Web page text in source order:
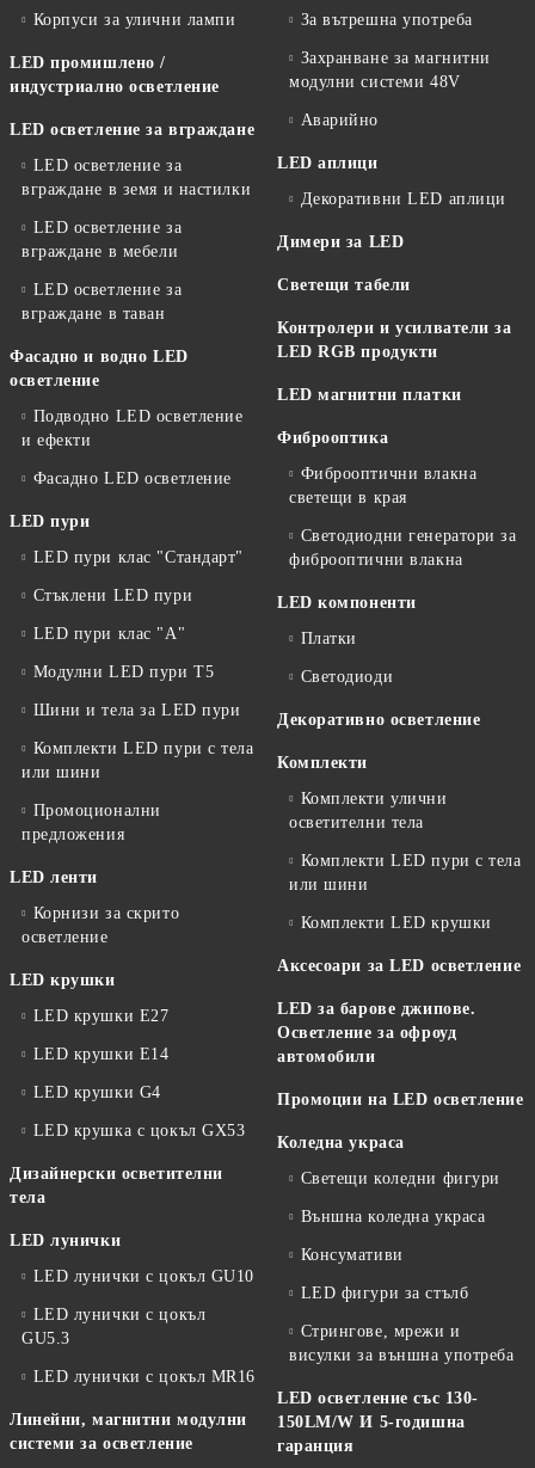
Корпуси за улични лампи
LED промишлено /
индустриално осветление
LED осветление за вграждане
LED осветление за
вграждане в земя и настилки
LED осветление за
вграждане в мебели
LED осветление за
вграждане в таван
Фасадно и водно LED
осветление
Подводно LED осветление
и ефекти
Фасадно LED осветление
LED пури
LED пури клас "Стандарт"
Стъклени LED пури
LED пури клас "А"
Модулни LED пури T5
Шини и тела за LED пури
Комплекти LED пури с тела
или шини
Промоционални
предложения
LED ленти
Корнизи за скрито
осветление
LED крушки
LED крушки E27
LED крушки E14
LED крушки G4
LED крушка с цокъл GX53
Дизайнерски осветителни
тела
LED лунички
LED лунички с цокъл GU10
LED лунички с цокъл
GU5.3
LED лунички с цокъл MR16
Линейни, магнитни модулни
системи за осветление
За вътрешна употреба
Захранване за магнитни
модулни системи 48V
Аварийно
LED аплици
Декоративни LED аплици
Димери за LED
Светещи табели
Контролери и усилватели за
LED RGB продукти
LED магнитни платки
Фиброоптика
Фиброоптични влакна
светещи в края
Светодиодни генератори за
фиброоптични влакна
LED компоненти
Платки
Светодиоди
Декоративно осветление
Комплекти
Комплекти улични
осветителни тела
Комплекти LED пури с тела
или шини
Комплекти LED крушки
Аксесоари за LED осветление
LED за барове джипове.
Осветление за офроуд
автомобили
Промоции на LED осветление
Коледна украса
Светещи коледни фигури
Външна коледна украса
Консумативи
LED фигури за стълб
Стрингове, мрежи и
висулки за външна употреба
LED осветление със 130-
150LM/W И 5-годишна
гаранция